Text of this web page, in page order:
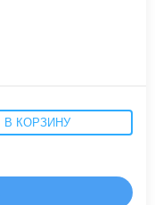
В КОРЗИНУ